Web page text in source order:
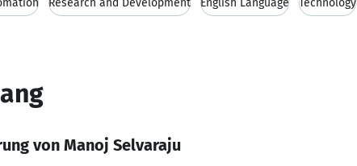
Research and Development English Language Technology
von Manoj Selvaraju